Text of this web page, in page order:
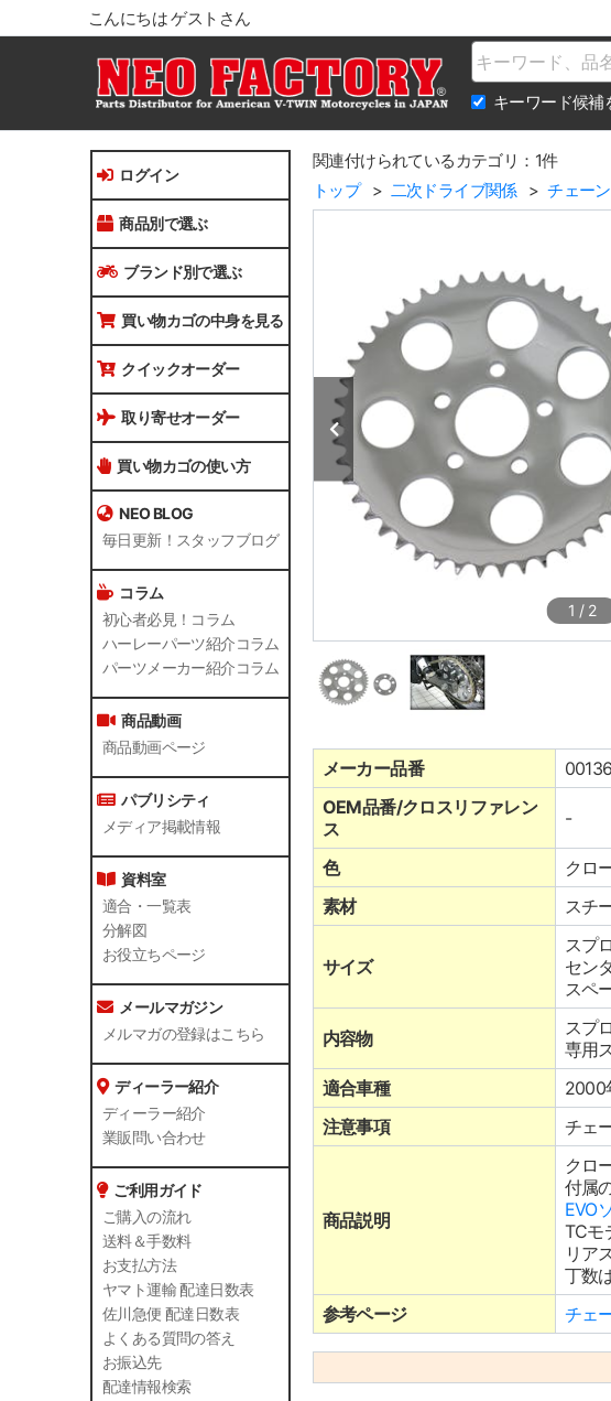
こんにちは ゲストさん
Name
キーワード候補
ログイン
商品別で選ぶ
ブランド別で選ぶ
買い物カゴの中身を見る
クイックオーダー
取り寄せオーダー
買い物カゴの使い方
NEO BLOG
毎日更新！スタッフブログ
コラム
初心者必見！コラム
ハーレーパーツ紹介コラム
パーツメーカー紹介コラム
商品動画
商品動画ページ
パブリシティ
メディア掲載情報
資料室
適合・一覧表
分解図
お役立ちページ
メールマガジン
メルマガの登録はこちら
ディーラー紹介
ディーラー紹介
業販問い合わせ
ご利用ガイド
ご購入の流れ
送料＆手数料
お支払方法
ヤマト運輸 配達日数表
佐川急便 配達日数表
よくある質問の答え
お振込先
配達情報検索
関連付けられているカテゴリ：1件
トップ
二次ドライブ関係 チェー
1 / 2
メーカー品番
OEM品番/クロスリファレン
ス
-
色
クロ
素材
スチ
サイズ
スプ
セン
スペ
内容物
スプ
専用
適合車種
2000
注意事項
チェ
商品説明
クロ
付属
EVO
TCモ
リア
丁数
参考ページ
チェ